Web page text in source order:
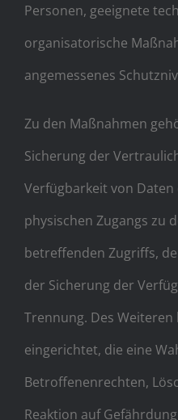
Personen, geeignete
organisatorische
angemessenes
Zu den Maßnahmen
Sicherung der
Verfügbarkeit von
physischen Zugangs zu
betreffenden Zugriffs,
der Sicherung der
Trennung. Des
eingerichtet, die eine
Betroffenenrechten,
Reaktion auf